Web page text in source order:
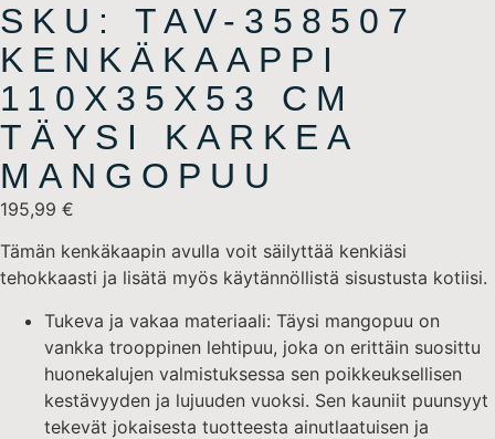
SKU: TAV-358507
KENKÄKAAPPI
110X35X53 CM
TÄYSI KARKEA
MANGOPUU
195,99 €
Tämän kenkäkaapin avulla voit säilyttää kenkiäsi
tehokkaasti ja lisätä myös käytännöllistä sisustusta kotiisi.
Tukeva ja vakaa materiaali: Täysi mangopuu on
vankka trooppinen lehtipuu, joka on erittäin suosittu
huonekalujen valmistuksessa sen poikkeuksellisen
kestävyyden ja lujuuden vuoksi. Sen kauniit puunsyyt
tekevät jokaisesta tuotteesta ainutlaatuisen ja